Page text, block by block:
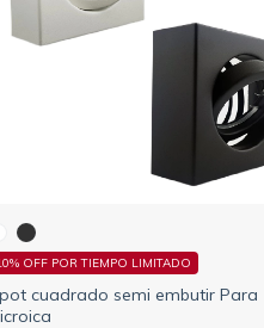
cuadrado semi embutir Para
OFF POR TIEMPO LIMITADO